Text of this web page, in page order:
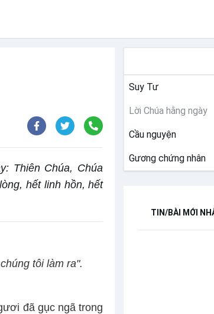
Thiên Chúa, Chúa
hết linh hồn, hết
tôi làm ra".
đã gục ngã trong
Suy Tư
Lời Chúa hằng ngày
Cầu nguyện
Gương chứng nhân
TIN/BÀI MỚI